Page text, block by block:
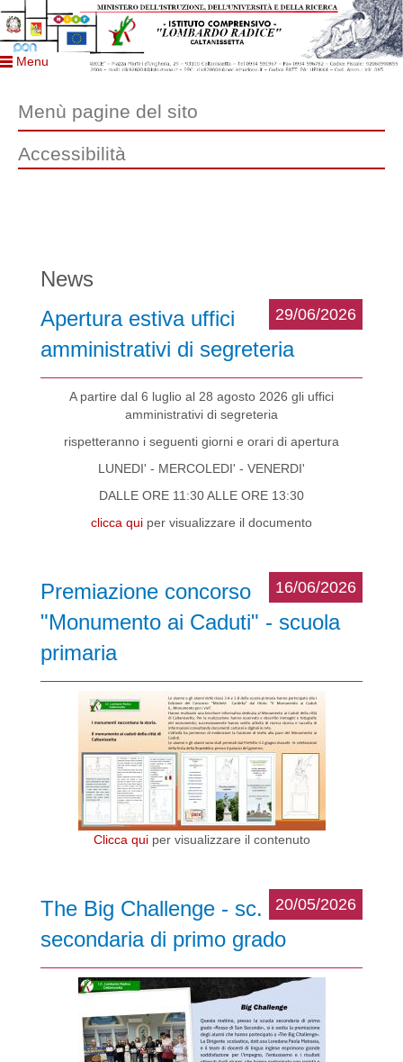
Menu
Menù pagine del sito
Accessibilità
News
29/06/2026
Apertura estiva uffici
amministrativi di segreteria
A partire dal 6 luglio al 28 agosto 2026 gli uffici
amministrativi di segreteria
rispetteranno i seguenti giorni e orari di apertura
LUNEDI' - MERCOLEDI' - VENERDI'
DALLE ORE 11:30 ALLE ORE 13:30
clicca qui per visualizzare il documento
16/06/2026
Premiazione concorso
"Monumento ai Caduti" - scuola
primaria
Clicca quiper visualizzare il contenuto
20/05/2026
The Big Challenge - sc.
secondaria di primo grado